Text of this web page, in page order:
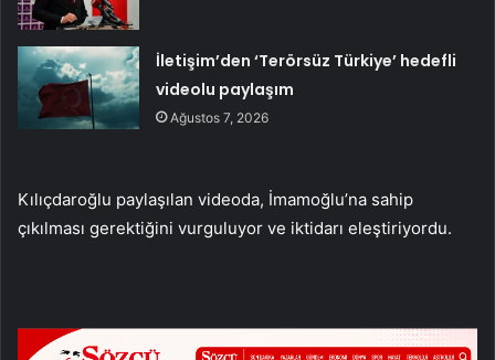
İletişim’den ‘Terörsüz Türkiye’ hedefli
videolu paylaşım
Ağustos 7, 2026
Kılıçdaroğlu paylaşılan videoda, İmamoğlu’na sahip
çıkılması gerektiğini vurguluyor ve iktidarı eleştiriyordu.